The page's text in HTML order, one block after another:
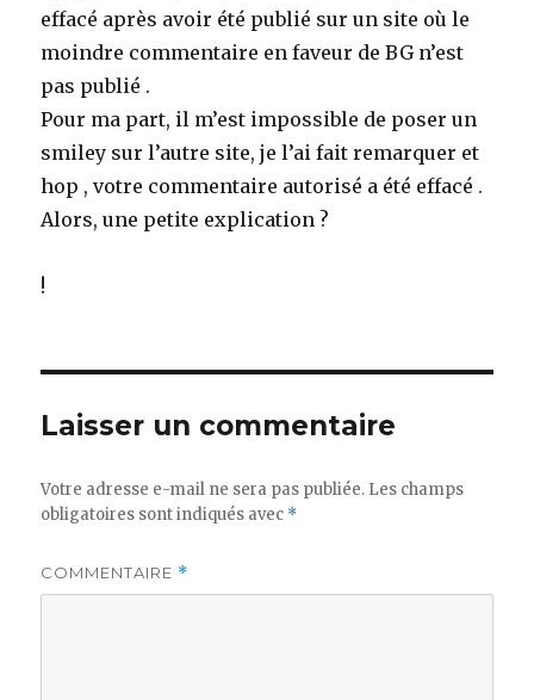
effacé après avoir été publié sur un site où le
moindre commentaire en faveur de BG n’est
pas publié .
Pour ma part, il m’est impossible de poser un
smiley sur l’autre site, je l’ai fait remarquer et
hop , votre commentaire autorisé a été effacé .
Alors, une petite explication ?
!
Laisser un commentaire
Votre adresse e-mail ne sera pas publiée. Les champs
obligatoires sont indiqués avec *
COMMENTAIRE *